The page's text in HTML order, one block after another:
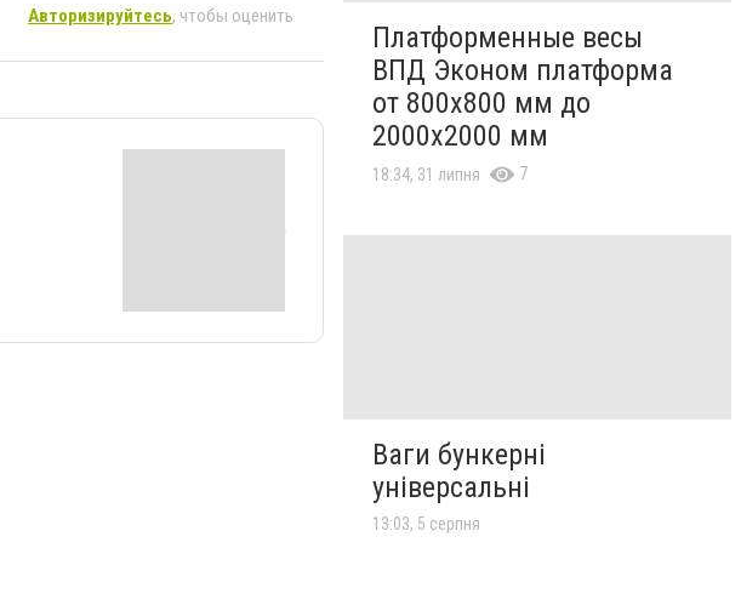
Авторизируйтесь, чтобы оценить
Платформенные весы
ВПД Эконом платформа
от 800х800 мм до
2000х2000 мм
18:34, 31 липня 7
Ваги бункерні
універсальні
13:03, 5 серпня